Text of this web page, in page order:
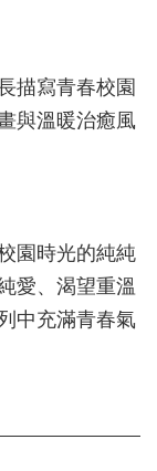
描寫青春校園
與溫暖治癒風
園時光的純純
愛、渴望重溫
中充滿青春氣